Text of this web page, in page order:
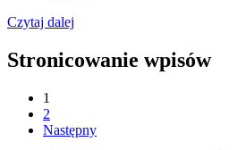
Czytaj dalej
Stronicowanie wpisów
1
2
Następny